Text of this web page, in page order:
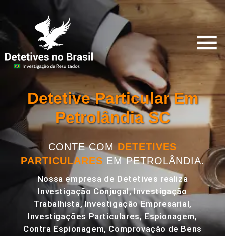
Detetive Particular Em
Petrolândia SC
CONTE COM DETETIVES
PARTICULARES EM PETROLÂNDIA.
Nossa empresa de Detetives realiza
Investigação Conjugal, Investigação
Trabalhista, Investigação Empresarial,
Investigações Particulares, Espionagem,
Contra Espionagem, Comprovação de Bens